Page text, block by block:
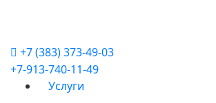
+7 (383) 373-49-03
+7-913-740-11-49
Услуги